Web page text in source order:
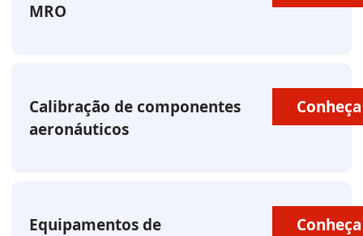
MRO
Calibração de componentes
aeronáuticos
Conheça
Equipamentos de
Conheça